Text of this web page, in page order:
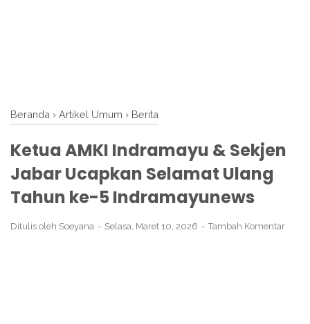
Beranda › Artikel Umum › Berita
Ketua AMKI Indramayu & Sekjen
Jabar Ucapkan Selamat Ulang
Tahun ke-5 Indramayunews
Ditulis oleh Soeyana Selasa, Maret 10, 2026 Tambah Komentar